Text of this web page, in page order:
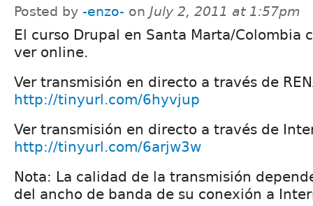
Posted by -enzo- on July 2, 2011 at 1:57pm
El curso Drupal en Santa Marta/Colombia
ver online.
Ver transmisión en directo a través de
http://tinyurl.com/6hyvjup
Ver transmisión en directo a través de
http://tinyurl.com/6arjw3w
Nota: La calidad de la transmisión
del ancho de banda de su conexión a